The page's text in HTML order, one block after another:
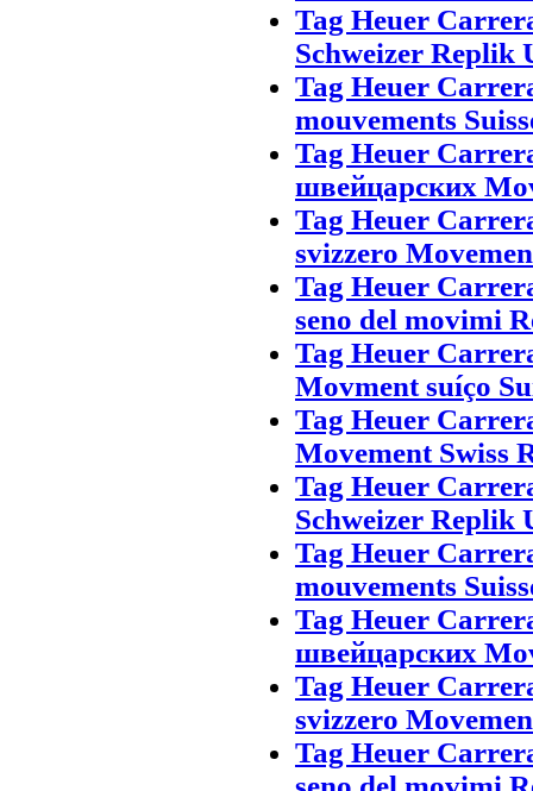
Tag Heuer
Schweizer Replik
Tag Heuer
mouvements
Tag Heuer
швейцарских
Tag Heuer
svizzero
Tag Heuer
seno del movimi
Tag Heuer
Movment suíço
Tag Heuer
Movement Swiss
Tag Heuer
Schweizer Replik
Tag Heuer
mouvements
Tag Heuer
швейцарских
Tag Heuer
svizzero
Tag Heuer